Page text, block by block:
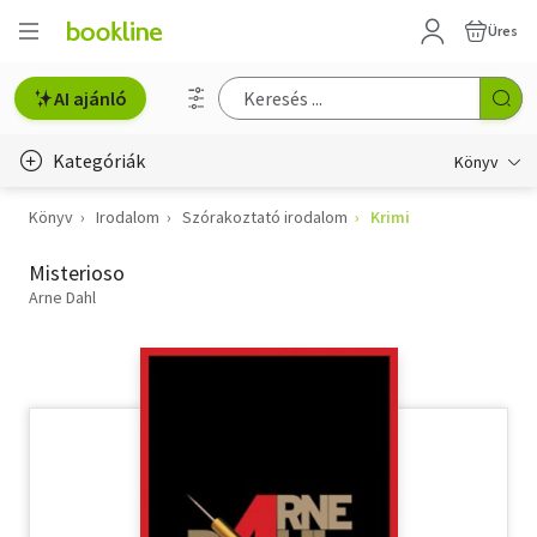
Üres
AI ajánló
Kategóriák Könyv
Életmód, egészség
Erotika
Könyv Irodalom Szórakoztató irodalom Krimi
Misterioso
Arne Dahl